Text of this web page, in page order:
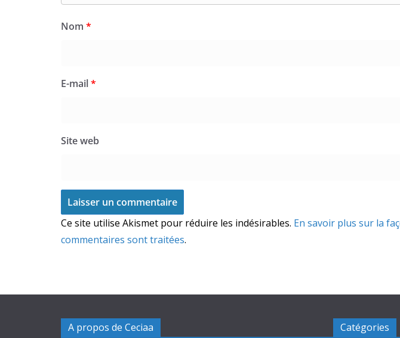
Nom *
E-mail*
Site web
Ce site utilise Akismet pour réduire les indésirables. En savoir plus sur la
commentaires sont traitées.
A propos de Ceciaa Catégories